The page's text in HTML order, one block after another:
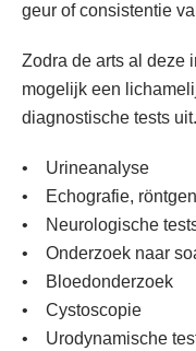
geur of consistentie
Zodra de arts al deze
mogelijk een
diagnostische tests
• Urineanalyse
• Echografie,
• Neurologische
• Onderzoek naar
• Bloedonderzoek
• Cystoscopie
• Urodynamische